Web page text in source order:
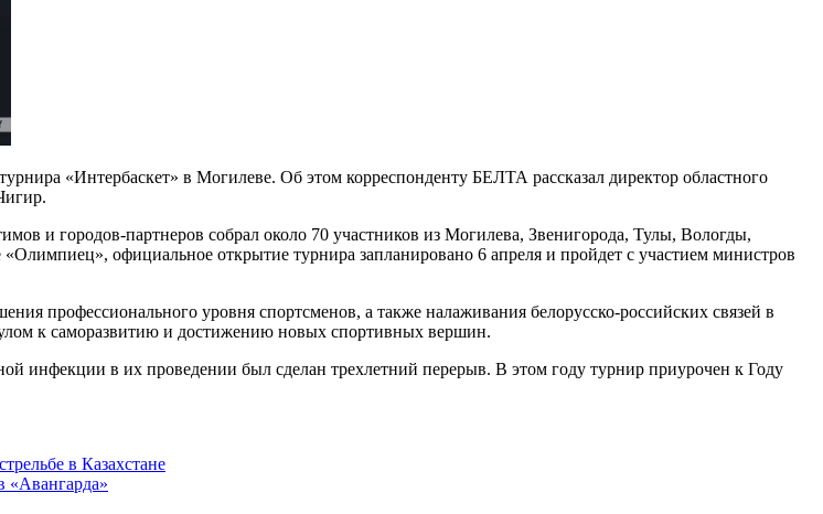
«Интербаскет» в Могилеве. Об этом корреспонденту БЕЛТА рассказал директор областного
и городов-партнеров собрал около 70 участников из Могилева, Звенигорода, Тулы, Вологды,
официальное открытие турнира запланировано 6 апреля и пройдет с участием министров
профессионального уровня спортсменов, а также налаживания белорусско-российских связей в
к саморазвитию и достижению новых спортивных вершин.
инфекции в их проведении был сделан трехлетний перерыв. В этом году турнир приурочен к Году
в Казахстане
«Авангарда»